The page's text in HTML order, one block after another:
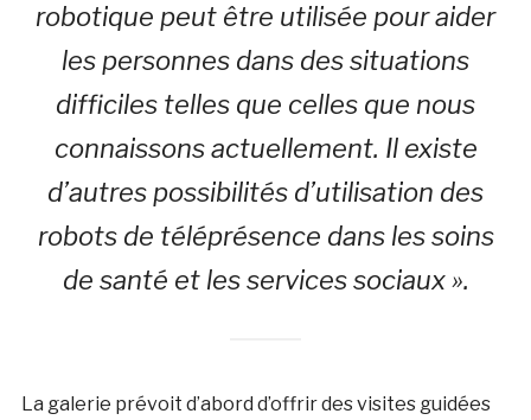
robotique peut être utilisée pour aider
les personnes dans des situations
difficiles telles que celles que nous
connaissons actuellement. Il existe
d’autres possibilités d’utilisation des
robots de téléprésence dans les soins
de santé et les services sociaux ».
La galerie prévoit d’abord d’offrir des visites guidées